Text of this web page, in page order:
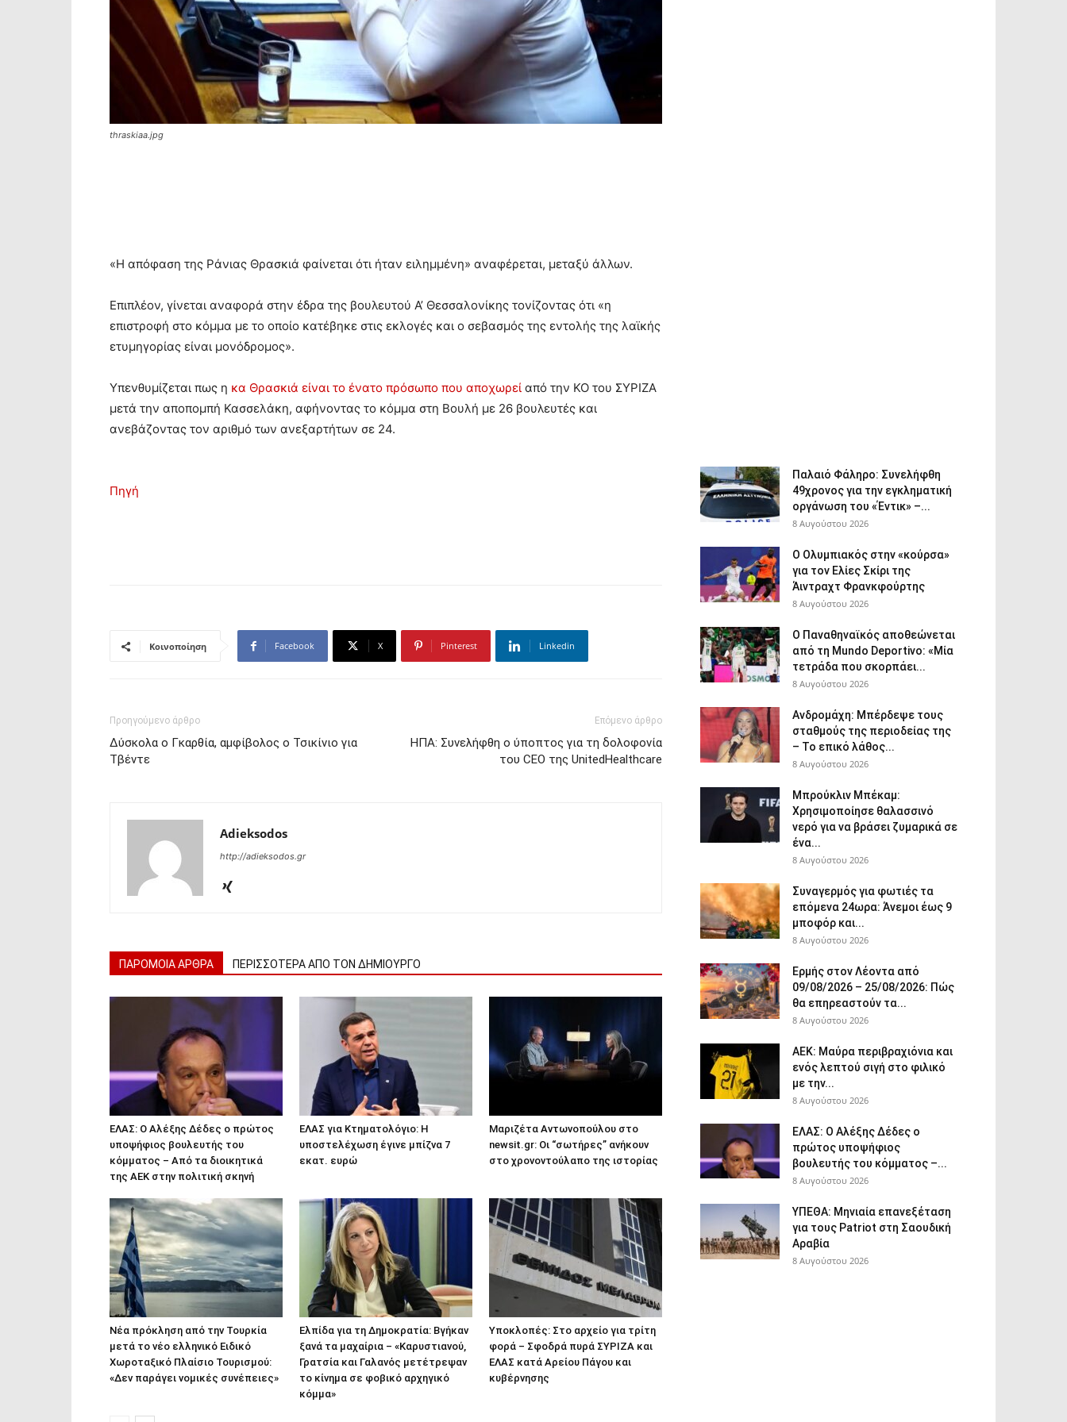
thraskiaa.jpg
«Η απόφαση της Ράνιας Θρασκιά φαίνεται ότι ήταν ειλημμένη» αναφέρεται, μεταξύ άλλων.
Επιπλέον, γίνεται αναφορά στην έδρα της βουλευτού Α’ Θεσσαλονίκης τονίζοντας ότι «η
επιστροφή στο κόμμα με το οποίο κατέβηκε στις εκλογές και ο σεβασμός της εντολής της λαϊκής
ετυμηγορίας είναι μονόδρομος».
Υπενθυμίζεται πως η κα Θρασκιά είναι το ένατο πρόσωπο που αποχωρεί από την ΚΟ του ΣΥΡΙΖΑ
μετά την αποπομπή Κασσελάκη, αφήνοντας το κόμμα στη Βουλή με 26 βουλευτές και
ανεβάζοντας τον αριθμό των ανεξαρτήτων σε 24.
Πηγή
Κοινοποίηση Facebook X Pinterest Linkedin
Προηγούμενο άρθρο
Δύσκολα ο Γκαρθία, αμφίβολος ο Τσικίνιο για
Τβέντε
Επόμενο άρθρο
ΗΠΑ: Συνελήφθη ο ύποπτος για τη δολοφονία
του CEO της UnitedHealthcare
Adieksodos
http://adieksodos.gr
ΠΑΡΟΜΟΙΑ ΑΡΘΡΑ ΠΕΡΙΣΣΟΤΕΡΑ ΑΠΟ ΤΟΝ ΔΗΜΙΟΥΡΓΟ
ΕΛΑΣ: Ο Αλέξης Δέδες ο πρώτος
υποψήφιος βουλευτής του
κόμματος – Από τα διοικητικά
της ΑΕΚ στην πολιτική σκηνή
ΕΛΑΣ για Κτηματολόγιο: Η
υποστελέχωση έγινε μπίζνα 7
εκατ. ευρώ
Μαριζέτα Αντωνοπούλου στο
newsit.gr: Οι “σωτήρες” ανήκουν
στο χρονοντούλαπο της ιστορίας
Νέα πρόκληση από την Τουρκία
μετά το νέο ελληνικό Ειδικό
Χωροταξικό Πλαίσιο Τουρισμού:
«Δεν παράγει νομικές συνέπειες»
Ελπίδα για τη Δημοκρατία: Βγήκαν
ξανά τα μαχαίρια – «Καρυστιανού,
Γρατσία και Γαλανός μετέτρεψαν
το κίνημα σε φοβικό αρχηγικό
κόμμα»
Υποκλοπές: Στο αρχείο για τρίτη
φορά – Σφοδρά πυρά ΣΥΡΙΖΑ και
ΕΛΑΣ κατά Αρείου Πάγου και
κυβέρνησης
Παλαιό Φάληρο: Συνελήφθη
49χρονος για την εγκληματική
οργάνωση του «Έντικ» –...
8 Αυγούστου 2026
Ο Ολυμπιακός στην «κούρσα»
για τον Ελίες Σκίρι της
Άιντραχτ Φρανκφούρτης
8 Αυγούστου 2026
Ο Παναθηναϊκός αποθεώνεται
από τη Mundo Deportivo: «Μία
τετράδα που σκορπάει...
8 Αυγούστου 2026
Ανδρομάχη: Μπέρδεψε τους
σταθμούς της περιοδείας της
– Το επικό λάθος...
8 Αυγούστου 2026
Μπρούκλιν Μπέκαμ:
Χρησιμοποίησε θαλασσινό
νερό για να βράσει ζυμαρικά σε
ένα...
8 Αυγούστου 2026
Συναγερμός για φωτιές τα
επόμενα 24ωρα: Άνεμοι έως 9
μποφόρ και...
8 Αυγούστου 2026
Ερμής στον Λέοντα από
09/08/2026 – 25/08/2026: Πώς
θα επηρεαστούν τα...
8 Αυγούστου 2026
ΑΕΚ: Μαύρα περιβραχιόνια και
ενός λεπτού σιγή στο φιλικό
με την...
8 Αυγούστου 2026
ΕΛΑΣ: Ο Αλέξης Δέδες ο
πρώτος υποψήφιος
βουλευτής του κόμματος –...
8 Αυγούστου 2026
ΥΠΕΘΑ: Μηνιαία επανεξέταση
για τους Patriot στη Σαουδική
Αραβία
8 Αυγούστου 2026